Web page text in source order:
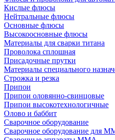
Кислые флюсы
Нейтральные флюсы
Основные флюсы
Высокоосновные флюсы
Материалы для сварки титана
Проволока сплошная
Присадочные прутки
Материалы специального
Строжка и резка
Припои
Припои оловянно-свинцовые
Припои высокотехнологичные
Олово и баббит
Сварочное оборудование
Сварочное оборудование для